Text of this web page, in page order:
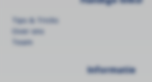
Tips & Tricks
Over ons
Team
Informatie